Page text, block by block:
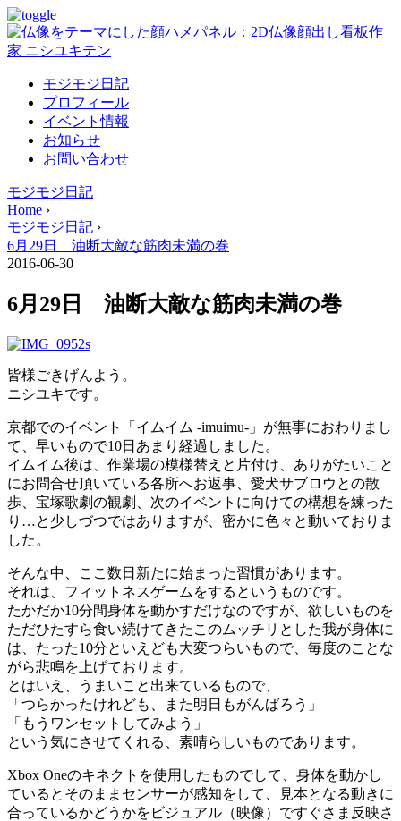
モジモジ日記
プロフィール
イベント情報
お知らせ
お問い合わせ
モジモジ日記
Home ›
モジモジ日記 ›
6月29日 油断大敵な筋肉未満の巻
2016-06-30
6月29日 油断大敵な筋肉未満の巻
皆様ごきげんよう。
ニシユキです。
京都でのイベント「イムイム -imuimu-」が無事におわりまし
て、早いもので10日あまり経過しました。
イムイム後は、作業場の模様替えと片付け、ありがたいこと
にお問合せ頂いている各所へお返事、愛犬サブロウとの散
歩、宝塚歌劇の観劇、次のイベントに向けての構想を練った
り…と少しづつではありますが、密かに色々と動いておりま
した。
そんな中、ここ数日新たに始まった習慣があります。
それは、フィットネスゲームをするというものです。
たかだか10分間身体を動かすだけなのですが、欲しいものを
ただひたすら食い続けてきたこのムッチリとした我が身体に
は、たった10分といえども大変つらいもので、毎度のことな
がら悲鳴を上げております。
とはいえ、うまいこと出来ているもので、
「つらかったけれども、また明日もがんばろう」
「もうワンセットしてみよう」
という気にさせてくれる、素晴らしいものであります。
Xbox Oneのキネクトを使用したものでして、身体を動かし
ているとそのままセンサーが感知をして、見本となる動きに
合っているかどうかをビジュアル（映像）ですぐさま反映さ